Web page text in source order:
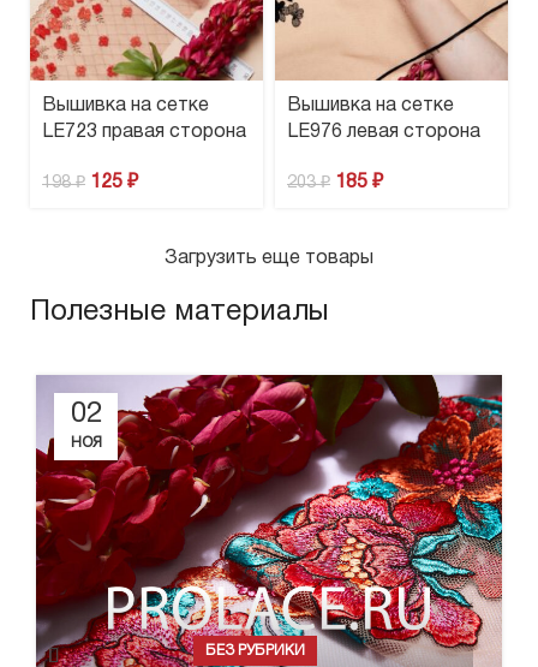
Вышивка на сетке
LE723 правая сторона
198₽ 125 ₽
Вышивка на сетке
LE976 левая сторона
203₽ 185 ₽
Загрузить еще товары
Полезные материалы
02
НОЯ
БЕЗ РУБРИКИ